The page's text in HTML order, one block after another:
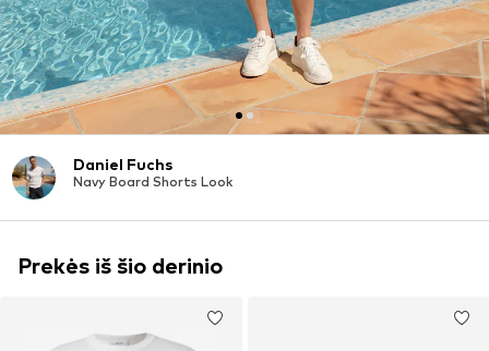
Daniel Fuchs
Navy Board Shorts Look
Prekės iš šio derinio